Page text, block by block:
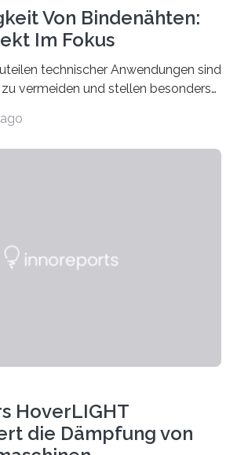
Von Bindenähten:
Im Fokus
technischer Anwendungen sind
vermeiden und stellen besonders
große Herausforderung dar.
Einsatz von Rezyklaten
HoverLIGHT
die Dämpfung von